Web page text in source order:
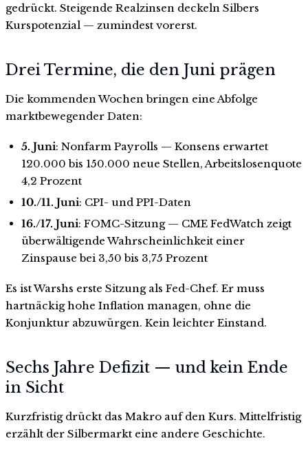
gedrückt. Steigende Realzinsen deckeln Silbers
Kurspotenzial — zumindest vorerst.
Drei Termine, die den Juni prägen
Die kommenden Wochen bringen eine Abfolge
marktbewegender Daten:
5. Juni: Nonfarm Payrolls — Konsens erwartet
120.000 bis 150.000 neue Stellen, Arbeitslosenquote
4,2 Prozent
10./11. Juni: CPI- und PPI-Daten
16./17. Juni: FOMC-Sitzung — CME FedWatch zeigt
überwältigende Wahrscheinlichkeit einer
Zinspause bei 3,50 bis 3,75 Prozent
Es ist Warshs erste Sitzung als Fed-Chef. Er muss
hartnäckig hohe Inflation managen, ohne die
Konjunktur abzuwürgen. Kein leichter Einstand.
Sechs Jahre Defizit — und kein Ende
in Sicht
Kurzfristig drückt das Makro auf den Kurs. Mittelfristig
erzählt der Silbermarkt eine andere Geschichte.